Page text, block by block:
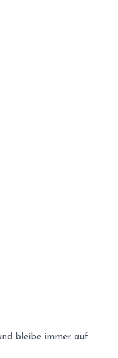
bleibe immer auf